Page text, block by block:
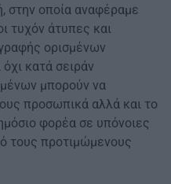
στην οποία αναφέραμε
τυχόν άτυπες και
ορισμένων
κατά σειράν
μπορούν να
προσωπικά αλλά και το
φορέα σε υπόνοιες
τους προτιμώμενους